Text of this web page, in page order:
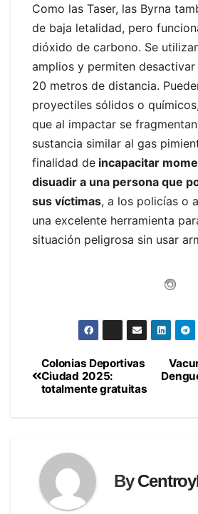
Como las Taser, las Byrna
de baja letalidad, pero
dióxido de carbono. Se
amplios y permiten desactivar
20 metros de distancia.
proyectiles sólidos o
que al impactar se
sustancia similar al gas
finalidad de incapacitar
disuadir a una persona que
sus víctimas, a los policías o
una excelente herramienta
situación peligrosa sin usar
Navegación
de
Colonias Deportivas
Ciudad 2025:
totalmente gratuitas
By